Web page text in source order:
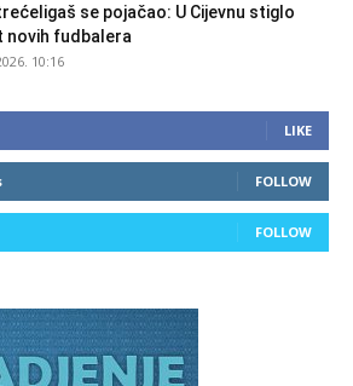
se pojačao: U Cijevnu stiglo
novih fudbalera
10:16
LIKE
FOLLOW
FOLLOW